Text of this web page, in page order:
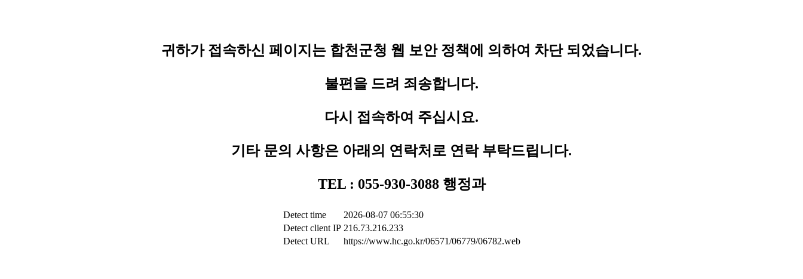
귀하가 접속하신 페이지는 합천군청 웹 보안 정책에 의하여 차단 되었습니다.
불편을 드려 죄송합니다.
다시 접속하여 주십시요.
기타 문의 사항은 아래의 연락처로 연락 부탁드립니다.
TEL : 055-930-3088 행정과
Detect time
2026-08-07 06:55:30
Detect client IP 216.73.216.233
Detect URL
https://www.hc.go.kr/06571/06779/06782.web